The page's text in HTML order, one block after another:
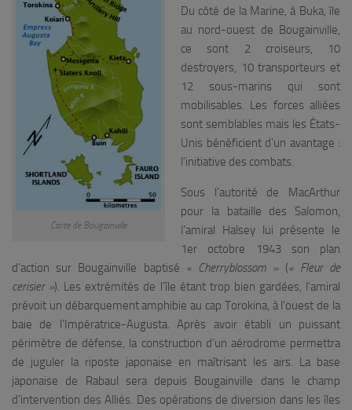
Carte de Bougainville
Du côté de la Marine, à Buka, île
au nord-ouest de Bougainville,
ce sont 2 croiseurs, 10
destroyers, 10 transporteurs et
12 sous-marins qui sont
mobilisables. Les forces alliées
sont semblables mais les États-
Unis bénéficient d’un avantage :
l’initiative des combats.
Sous l’autorité de MacArthur
pour la bataille des Salomon,
l’amiral Halsey lui présente le
1er octobre 1943 son plan
d’action sur Bougainville baptisé « Cherryblossom »(« Fleur de
cerisier »). Les extrémités de l’île étant trop bien gardées, l’amiral
prévoit un débarquement amphibie au cap Torokina, à l’ouest de la
baie de l’Impératrice-Augusta. Après avoir établi un puissant
périmètre de défense, la construction d’un aérodrome permettra
de juguler la riposte japonaise en maîtrisant les airs. La base
japonaise de Rabaul sera depuis Bougainville dans le champ
d’intervention des Alliés. Des opérations de diversion dans les îles